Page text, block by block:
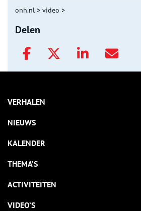
onh.nl > video >
Delen
VERHALEN
NIEUWS
KALENDER
THEMA’S
ACTIVITEITEN
VIDEO’S